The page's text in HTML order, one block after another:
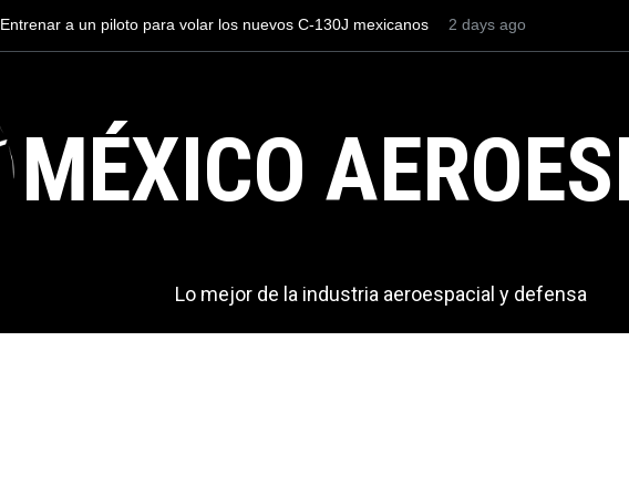
Entrenar a un piloto para volar los nuevos C-130J mexicanos
Con 35,900 pasajeros
más viajeros
AICM.
2 days ago
MÉXICO
Lo mejor de la industria aeroespacial y defensa